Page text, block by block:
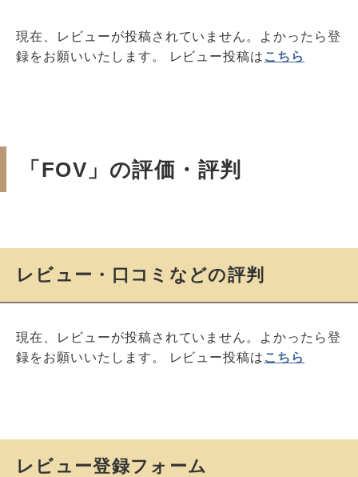
現在、レビューが投稿されていません。よかったら登
録をお願いいたします。 レビュー投稿は こちら
「FOV」の評価・評判
レビュー・口コミなどの評判
現在、レビューが投稿されていません。よかったら登
録をお願いいたします。 レビュー投稿は こちら
レビュー登録フォーム